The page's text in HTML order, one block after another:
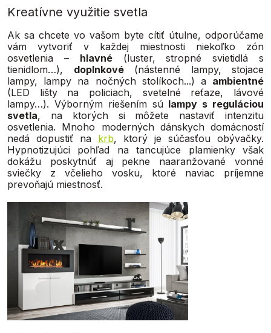
Kreatívne využitie svetla
Ak sa chcete vo vašom byte cítiť útulne, odporúčame
vám vytvoriť v každej miestnosti niekoľko zón
osvetlenia – hlavné(luster, stropné svietidlá s
tienidlom…), doplnkové(nástenné lampy, stojace
lampy, lampy na nočných stolíkoch...) a ambientné
(LED lišty na policiach, svetelné reťaze, lávové
lampy…). Výborným riešením sú lampy s reguláciou
svetla, na ktorých si môžete nastaviť intenzitu
osvetlenia. Mnoho moderných dánskych domácností
nedá dopustiť na krb, ktorý je súčasťou obývačky.
Hypnotizujúci pohľad na tancujúce plamienky však
dokážu poskytnúť aj pekne naaranžované vonné
sviečky z včelieho vosku, ktoré naviac príjemne
prevoňajú miestnosť.